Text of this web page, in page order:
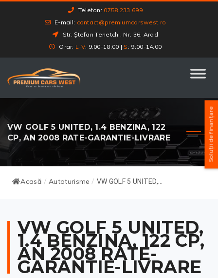
Telefon: 0758 233 699
E-mail: contact@premiumcarswest.ro
Str. Ștefan Tenetchi, Nr. 36, Arad
Orar: L-V: 9:00-18:00 | S : 9:00-14:00
VW GOLF 5 UNITED, 1.4 BENZINA, 122
CP, AN 2008 RATE-GARANTIE-LIVRARE
Acasă / Autoturisme / VW GOLF 5 UNITED,...
VW GOLF 5 UNITED,
1.4 BENZINA, 122 CP,
AN 2008 RATE-
GARANTIE-LIVRARE
Soluții de finanțare